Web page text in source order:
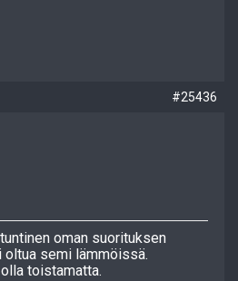
#25436
oman suorituksen
oltua semi lämmöissä.
toistamatta.